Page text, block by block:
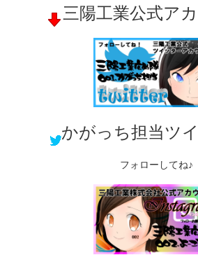
三陽工業公式ア
かがっち担当ツ
フォローしてね♪